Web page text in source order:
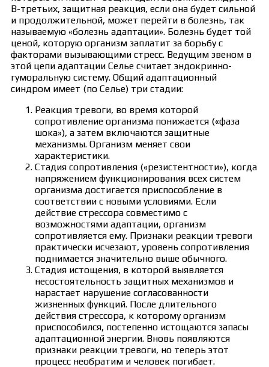
В-третьих, защитная реакция, если она будет сильной
и продолжительной, может перейти в болезнь, так
называемую «болезнь адаптации». Болезнь будет той
ценой, которую организм заплатит за борьбу с
факторами вызывающими стресс. Ведущим звеном в
этой цепи адаптации Селье считает эндокринно-
гуморальную систему. Общий адаптационный
синдром имеет (по Селье) три стадии:
Реакция тревоги, во время которой
сопротивление организма понижается («фаза
шока»), а затем включаются защитные
механизмы. Организм меняет свои
характеристики.
Стадия сопротивления («резистентности»), когда
напряжением функционирования всех систем
организма достигается приспособление в
соответствии с новыми условиями. Если
действие стрессора совместимо с
возможностями адаптации, организм
сопротивляется ему. Признаки реакции тревоги
практически исчезают, уровень сопротивления
поднимается значительно выше обычного.
Стадия истощения, в которой выявляется
несостоятельность защитных механизмов и
нарастает нарушение согласованности
жизненных функций. После длительного
действия стрессора, к которому организм
приспособился, постепенно истощаются запасы
адаптационной энергии. Вновь появляются
признаки реакции тревоги, но теперь этот
процесс необратим и человек погибает.